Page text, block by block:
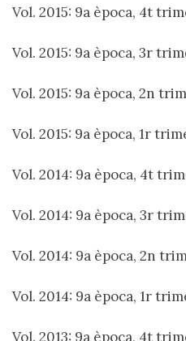
Vol. 2015: 9a època, 4t
Vol. 2015: 9a època, 3r
Vol. 2015: 9a època, 2n
Vol. 2015: 9a època, 1r
Vol. 2014: 9a època, 4t
Vol. 2014: 9a època, 3r
Vol. 2014: 9a època, 2n
Vol. 2014: 9a època, 1r
Vol. 2013: 9a època, 4t